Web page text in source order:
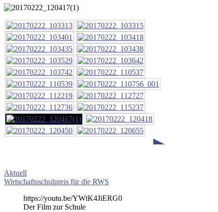
►
Beitragsnavigation
Vorheriger
Beitrag:
Aktuell
Nächster
Wirtschaftsschulpreis für die RWS
https://youtu.be/YWtK4JiERG0
Der Film zur Schule